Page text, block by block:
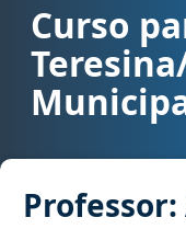
Curso para concurso
Curso
Professor: